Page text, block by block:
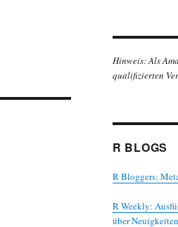
Hinweis: Als
qualifizierten
R BLOGS
R Bloggers:
R Weekly:
über